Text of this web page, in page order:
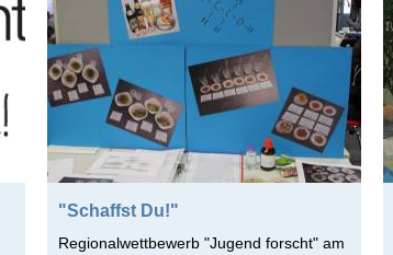
"Schaffst Du!"
Regionalwettbewerb "Jugend forscht" am